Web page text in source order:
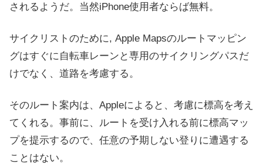
されるようだ。当然iPhone使用者ならば無料。
サイクリストのために, Apple Mapsのルートマッピン
グはすぐに自転車レーンと専用のサイクリングパスだ
けでなく、道路を考慮する。
そのルート案内は、Appleによると、考慮に標高を考え
てくれる。事前に、ルートを受け入れる前に標高マッ
プを提示するので、任意の予期しない登りに遭遇する
ことはない。